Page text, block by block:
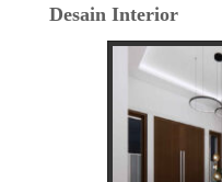
via WhatsApp:
Menentukan Hari dan
Rumah Menurut
Desain Interior